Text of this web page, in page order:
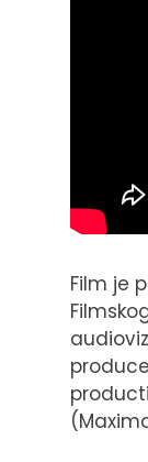
Film je